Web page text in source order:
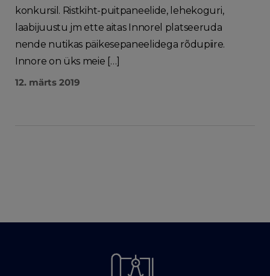
konkursil. Ristkiht-puitpaneelide, lehekoguri,
laabijuustu jm ette aitas Innorel platseeruda
nende nutikas päikesepaneelidega rõdupiire.
Innore on üks meie […]
12. märts 2019